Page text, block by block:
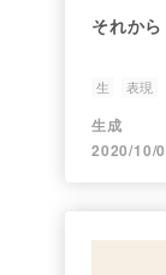
それから
生 表現
生成
2020/10/